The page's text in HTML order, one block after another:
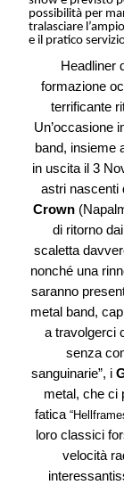
possibilità per
tralasciare
e il pratico
Headliner
formazione
terrificante
Un’occasione
band, insieme
in uscita il 3
astri nascenti
Crown
di ritorno
scaletta
nonché una
saranno
metal band,
a travolgerci
senza
sanguinarie”, i
metal, che ci
fatica
loro classici
velocità